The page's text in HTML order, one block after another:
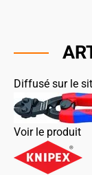
Diffusé sur le
Voir le produit